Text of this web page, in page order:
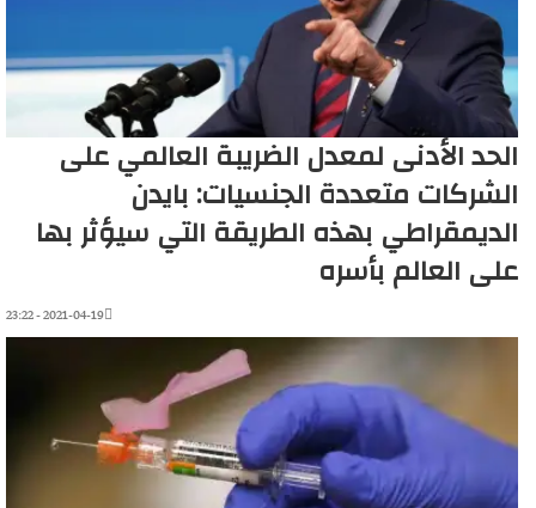
الحد الأدنى لمعدل الضريبة العالمي على
الشركات متعددة الجنسيات: بايدن
الديمقراطي بهذه الطريقة التي سيؤثر بها
على العالم بأسره
2021-04-19 - 23:22